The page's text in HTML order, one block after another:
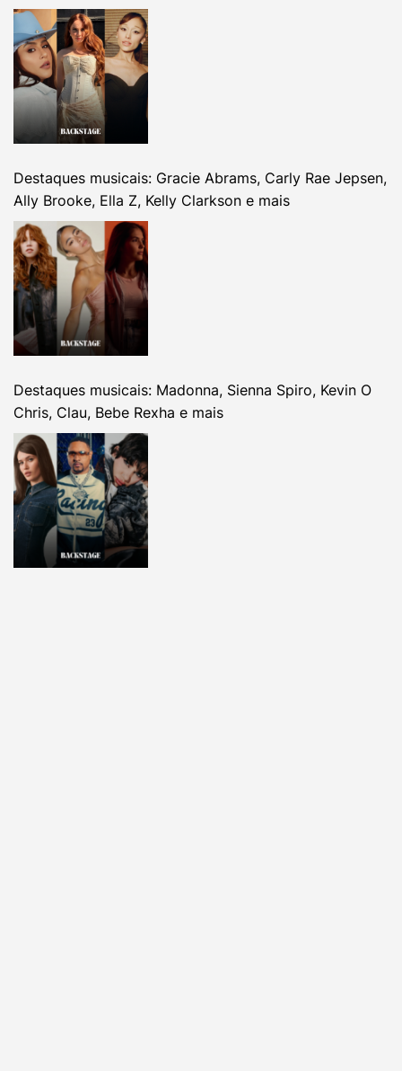
Destaques musicais: Gracie Abrams, Carly Rae Jepsen,
Ally Brooke, Ella Z, Kelly Clarkson e mais
Destaques musicais: Madonna, Sienna Spiro, Kevin O
Chris, Clau, Bebe Rexha e mais